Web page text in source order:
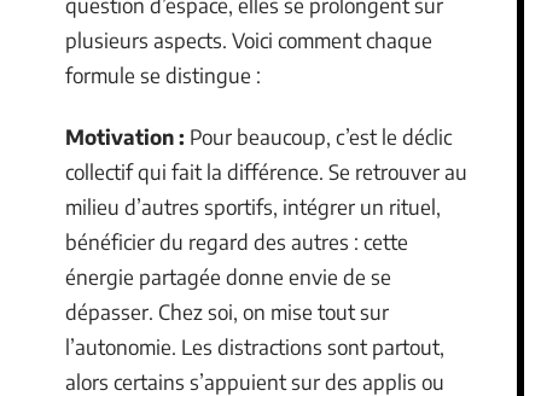
plusieurs aspects. Voici comment chaque
formule se distingue :
Motivation : Pour beaucoup, c’est le déclic
collectif qui fait la différence. Se retrouver au
milieu d’autres sportifs, intégrer un rituel,
bénéficier du regard des autres : cette
énergie partagée donne envie de se
dépasser. Chez soi, on mise tout sur
l’autonomie. Les distractions sont partout,
alors certains s’appuient sur des applis ou